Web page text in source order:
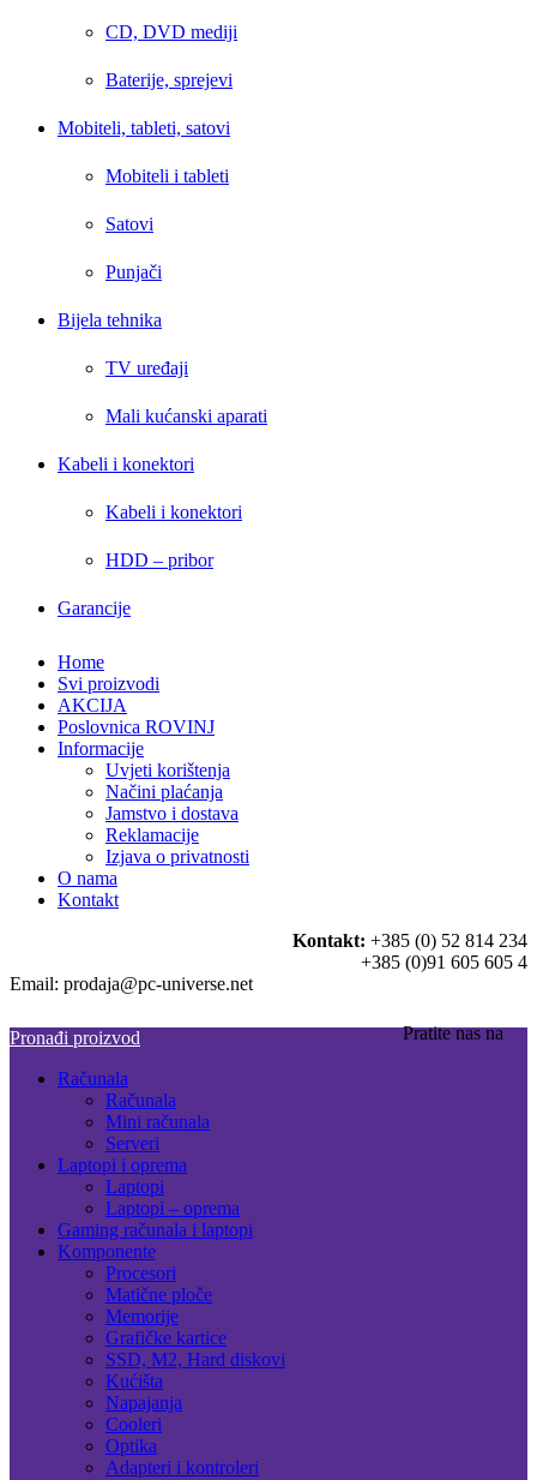
CD, DVD mediji
Baterije, sprejevi
Mobiteli, tableti, satovi
Mobiteli i tableti
Satovi
Punjači
Bijela tehnika
TV uređaji
Mali kućanski aparati
Kabeli i konektori
Kabeli i konektori
HDD – pribor
Garancije
Home
Svi proizvodi
AKCIJA
Poslovnica ROVINJ
Informacije
Uvjeti korištenja
Načini plaćanja
Jamstvo i dostava
Reklamacije
Izjava o privatnosti
O nama
Kontakt
Kontakt: +385 (0) 52 814 234
+385 (0)91 605 605 4
Email: prodaja@pc-universe.net
Pratite nas na
Pronađi proizvod
Računala
Računala
Mini računala
Serveri
Laptopi i oprema
Laptopi
Laptopi – oprema
Gaming računala i laptopi
Komponente
Procesori
Matične ploče
Memorije
Grafičke kartice
SSD, M2, Hard diskovi
Kućišta
Napajanja
Cooleri
Optika
Adapteri i kontroleri